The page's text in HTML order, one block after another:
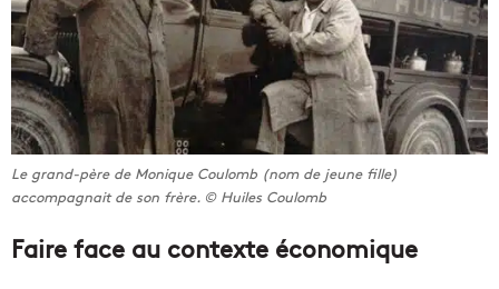
Le grand-père de Monique Coulomb (nom de jeune fille)
accompagnait de son frère. © Huiles Coulomb
Faire face au contexte économique